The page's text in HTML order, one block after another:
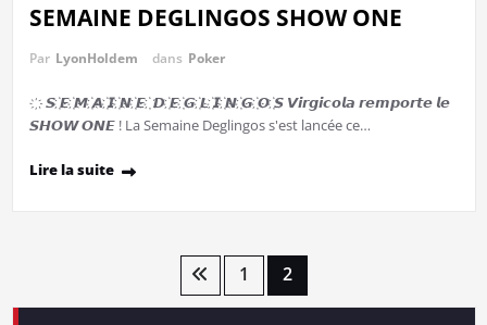
SEMAINE DEGLINGOS SHOW ONE
Par LyonHoldem dans Poker
҉ 𝙎 ҉𝙀 ҉𝙈 ҉𝘼 ҉𝙄 ҉𝙉 ҉𝙀 ҉ 𝘿 ҉𝙀 ҉𝙂 ҉𝙇 ҉𝙄 ҉𝙉 ҉𝙂 ҉𝙊 ҉𝙎 𝙑𝙞𝙧𝙜𝙞𝙘𝙤𝙡𝙖 𝙧𝙚𝙢𝙥𝙤𝙧𝙩𝙚 𝙡𝙚
𝙎𝙃𝙊𝙒 𝙊𝙉𝙀 ! La Semaine Deglingos s'est lancée ce…
Lire la suite
1 2